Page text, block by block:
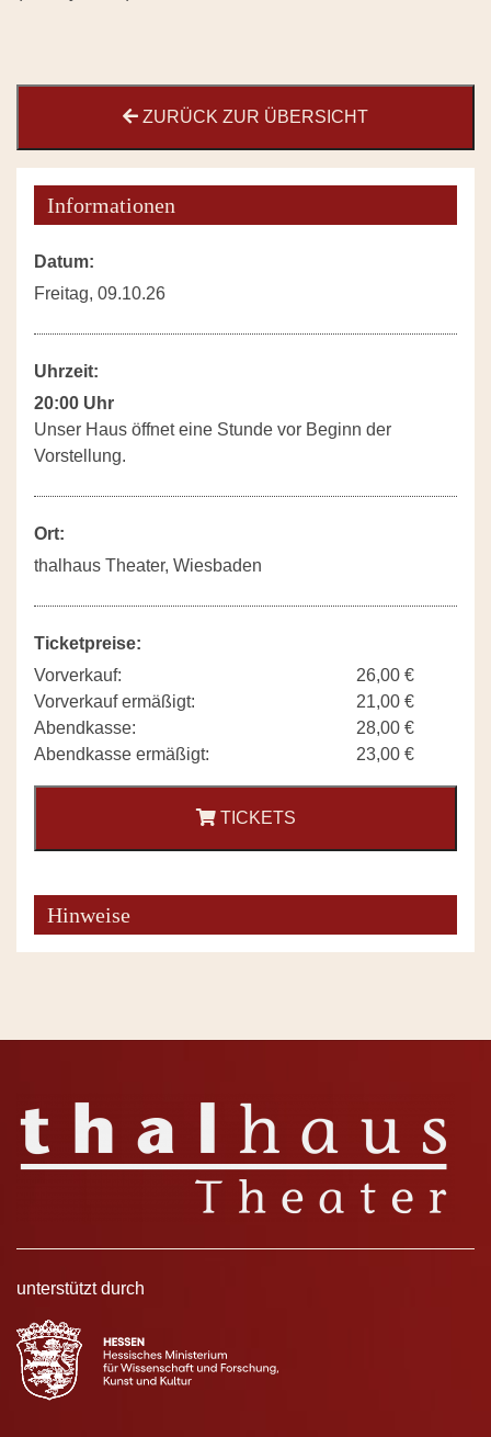
ZURÜCK ZUR ÜBERSICHT
Informationen
Datum:
Freitag, 09.10.26
Uhrzeit:
20:00 Uhr
Unser Haus öffnet eine Stunde vor Beginn der
Vorstellung.
Ort:
thalhaus Theater, Wiesbaden
Ticketpreise:
Vorverkauf:
26,00 €
Vorverkauf ermäßigt:
21,00 €
Abendkasse:
28,00 €
Abendkasse ermäßigt:
23,00 €
TICKETS
Hinweise
unterstützt durch